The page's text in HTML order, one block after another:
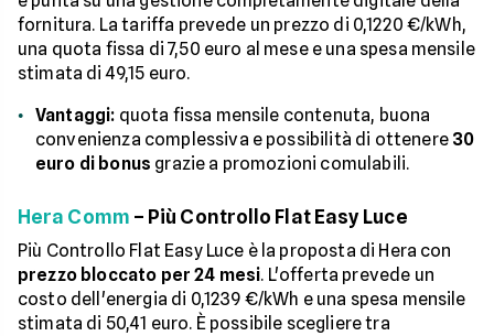
fornitura. La tariffa prevede un prezzo di 0,1220 €/kWh,
una quota fissa di 7,50 euro al mese e una spesa mensile
stimata di 49,15 euro.
Vantaggi: quota fissa mensile contenuta, buona
convenienza complessiva e possibilità di ottenere 30
euro di bonus grazie a promozioni comulabili.
Hera Comm – Più Controllo Flat Easy Luce
Più Controllo Flat Easy Luce è la proposta di Hera con
prezzo bloccato per 24 mesi. L'offerta prevede un
costo dell'energia di 0,1239 €/kWh e una spesa mensile
stimata di 50,41 euro. È possibile scegliere tra